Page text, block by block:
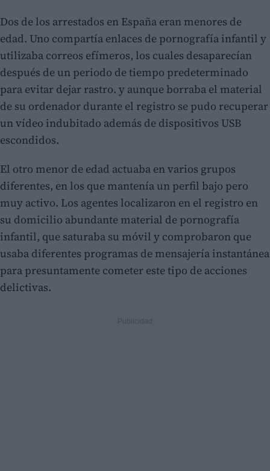
Dos de los arrestados en España eran menores de
edad. Uno compartía enlaces de pornografía infantil y
utilizaba correos efímeros, los cuales desaparecían
después de un periodo de tiempo predeterminado
para evitar dejar rastro. y aunque borraba el material
de su ordenador durante el registro se pudo recuperar
un vídeo indubitado además de dispositivos USB
escondidos.
El otro menor de edad actuaba en varios grupos
diferentes, en los que mantenía un perfil bajo pero
muy activo. Los agentes localizaron en el registro en
su domicilio abundante material de pornografía
infantil, que saturaba su móvil y comprobaron que
usaba diferentes programas de mensajería instantánea
para presuntamente cometer este tipo de acciones
delictivas.